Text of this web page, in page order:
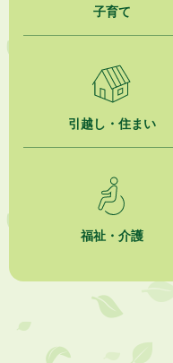
大須賀物産センター（旧サン
ィング調査
お盆期間中における自主運行
熱中症対策「クーリングシェ
2026年8月6日
就職・転職相談会のご案内
「お茶を知る・体験する講座
子育て
引越し・住まい
福祉・介護